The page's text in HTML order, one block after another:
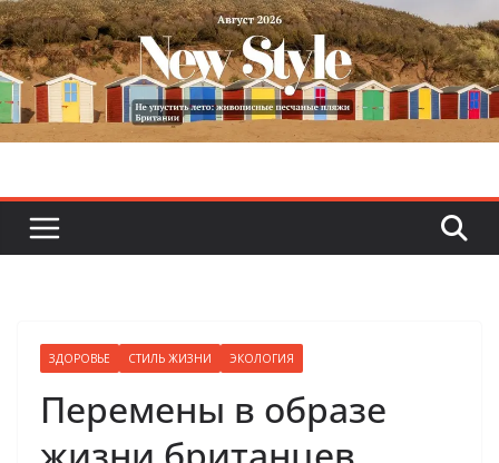
Skip
to
content
ЗДОРОВЬЕ СТИЛЬ ЖИЗНИ ЭКОЛОГИЯ
Перемены в образе